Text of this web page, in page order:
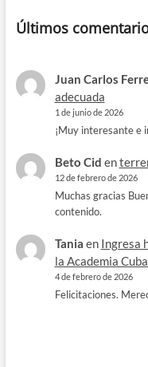
Últimos
Juan Carlos
adecuada
1 de junio de 2026
¡Muy interesante e
Beto Cid en
12 de febrero de 2026
Muchas gracias
contenido.
Tania en Ingresa
la Academia
4 de febrero de 2026
Felicitaciones.